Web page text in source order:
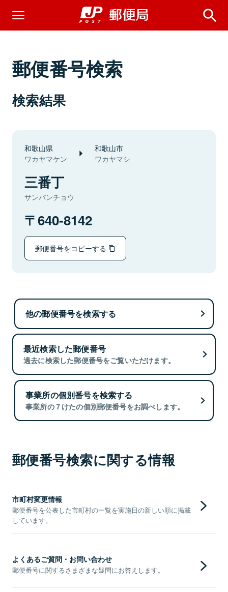
郵便番号検索
検索結果
和歌山県
ワカヤマケン
和歌山市
ワカヤマシ
三番丁
サンバンチョウ
640-8142
郵便番号をコピーする
他の郵便番号を検索する
最近検索した郵便番号
過去に検索した郵便番号をご覧いただけます。
事業所の個別番号を検索する
事業所の７けたの個別郵便番号をお調べします。
郵便番号検索に関する情報
市町村変更情報
郵便番号を公表した市町村の一覧を実施日の新しい順に掲載
しています。
よくあるご質問・お問い合わせ
郵便番号に関するさまざまな疑問にお答えします。